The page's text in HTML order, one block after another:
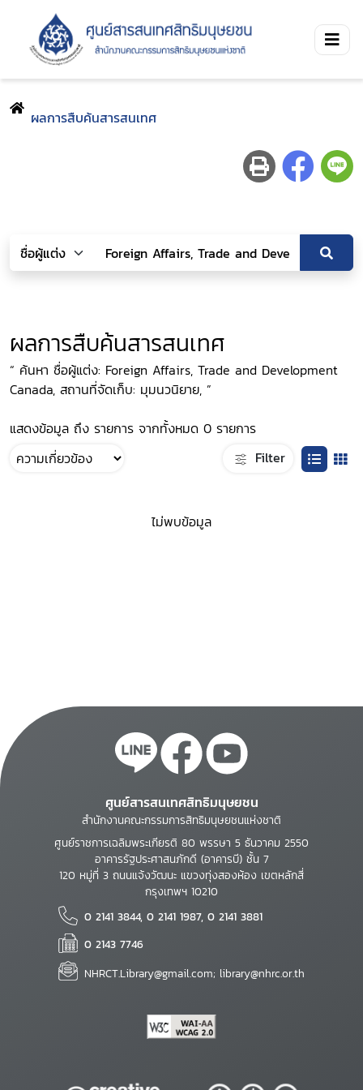
ผลการสืบค้นสารสนเทศ
ผลการสืบค้นสารสนเทศ
“ ค้นหา ชื่อผู้แต่ง: Foreign Affairs, Trade and Development
Canada, สถานที่จัดเก็บ: มุมนวนิยาย, ”
แสดงข้อมูล ถึง รายการ จากทั้งหมด 0 รายการ
Filter
ไม่พบข้อมูล
ศูนย์สารสนเทศสิทธิมนุษยชน
สำนักงานคณะกรรมการสิทธิมนุษยชนแห่งชาติ
ศูนย์ราชการเฉลิมพระเกียรติ 80 พรรษา 5 ธันวาคม 2550
อาคารรัฐประศาสนภักดี (อาคารบี) ชั้น 7
120 หมู่ที่ 3 ถนนแจ้งวัฒนะ แขวงทุ่งสองห้อง เขตหลักสี่
กรุงเทพฯ 10210
0 2141 3844, 0 2141 1987, 0 2141 3881
0 2143 7746
NHRCT.Library@gmail.com; library@nhrc.or.th